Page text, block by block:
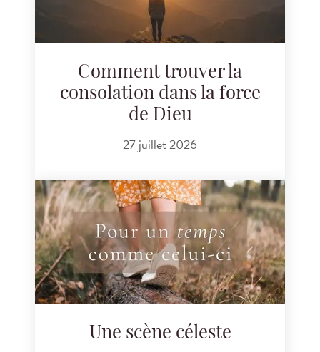
Comment trouver la
consolation dans la force
de Dieu
27 juillet 2026
Une scène céleste